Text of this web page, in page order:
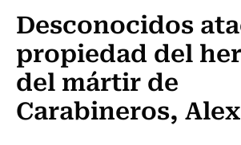
Desconocidos
propiedad del
del mártir de
Carabineros,